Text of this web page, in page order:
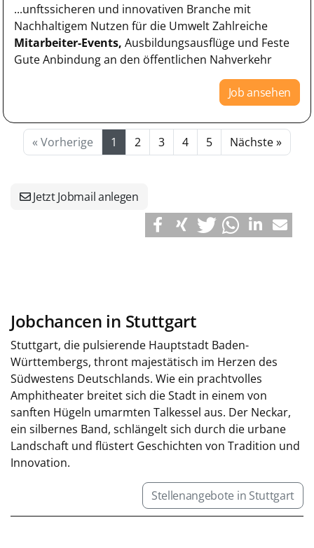
...unftssicheren und innovativen Branche mit
Nachhaltigem Nutzen für die Umwelt Zahlreiche
Mitarbeiter-Events, Ausbildungsausflüge und Feste
Gute Anbindung an den öffentlichen Nahverkehr
Job ansehen
« Vorherige 1 2 3 4 5 Nächste »
Jetzt Jobmail anlegen
Jobchancen in Stuttgart
Stuttgart, die pulsierende Hauptstadt Baden-
Württembergs, thront majestätisch im Herzen des
Südwestens Deutschlands. Wie ein prachtvolles
Amphitheater breitet sich die Stadt in einem von
sanften Hügeln umarmten Talkessel aus. Der Neckar,
ein silbernes Band, schlängelt sich durch die urbane
Landschaft und flüstert Geschichten von Tradition und
Innovation.
Stellenangebote in Stuttgart